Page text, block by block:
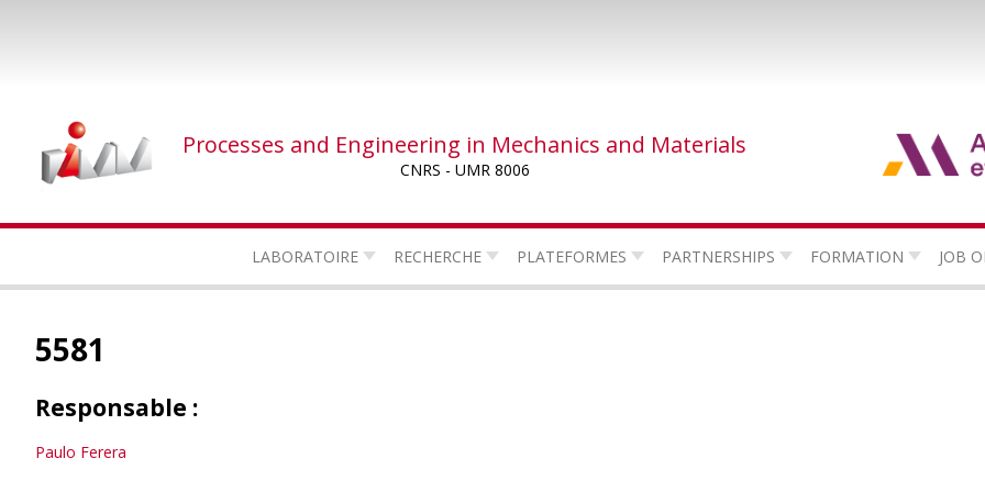
Processes and Engineering in Mechanics and Materials
CNRS - UMR 8006
LABORATOIRE RECHERCHE PLATEFORMES PARTNERSHIPS FORMATION JOB
5581
Responsable :
Paulo Ferera